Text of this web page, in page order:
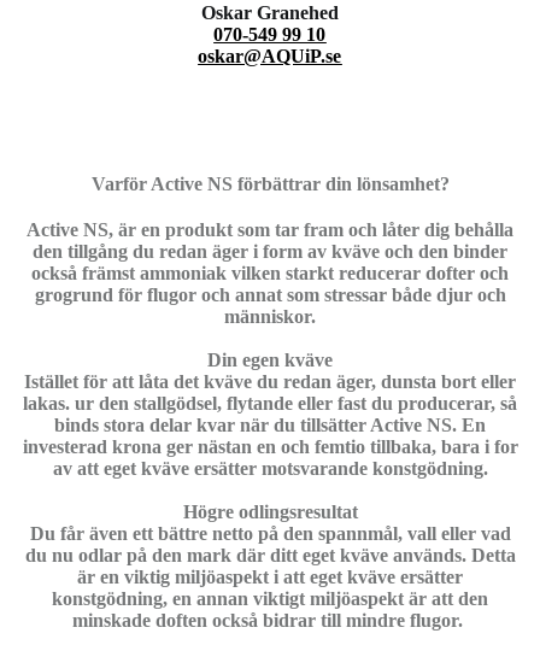
Oskar Granehed
070-549 99 10
oskar@AQUiP.se
Varför Active NS förbättrar din lönsamhet?
Active NS, är en produkt som tar fram och låter dig behålla
den tillgång du redan äger i form av kväve och den binder
också främst ammoniak vilken starkt reducerar dofter och
grogrund för flugor och annat som stressar både djur och
människor.
Din egen kväve
Istället för att låta det kväve du redan äger, dunsta bort eller
lakas. ur den stallgödsel, flytande eller fast du producerar, så
binds stora delar kvar när du tillsätter Active NS. En
investerad krona ger nästan en och femtio tillbaka, bara i for
av att eget kväve ersätter motsvarande konstgödning.
Högre odlingsresultat
Du får även ett bättre netto på den spannmål, vall eller vad
du nu odlar på den mark där ditt eget kväve används. Detta
är en viktig miljöaspekt i att eget kväve ersätter
konstgödning, en annan viktigt miljöaspekt är att den
minskade doften också bidrar till mindre flugor.